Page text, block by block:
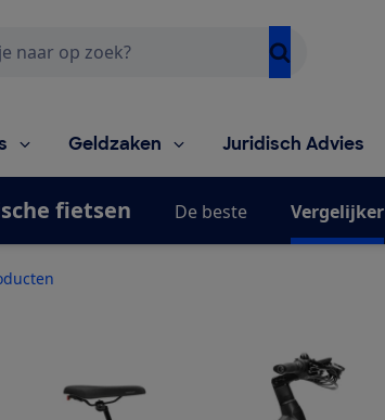
Geldzaken Juridisch Advies
fietsen De beste Vergelijker